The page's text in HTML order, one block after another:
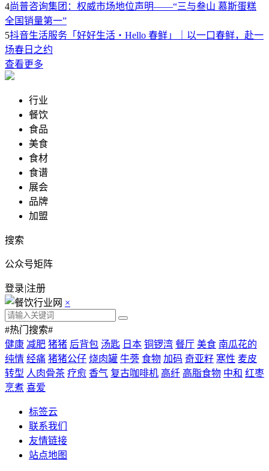
4尚普咨询集团：权威市场地位声明——“三与叁山 慕斯蛋糕
全国销量第一”
5抖音生活服务「好好生活・Hello 春鲜」｜以一口春鲜，赴一
场春日之约
查看更多
行业
餐饮
食品
美食
食材
食谱
展会
品牌
加盟
搜索
公众号矩阵
登录|注册
×
#热门搜索#
健康 减肥 猪猪 后背包 汤匙 日本 铜锣湾 餐厅 美食 南瓜花的
纯情 经痛 猪猪公仔 烧肉罐 牛蒡 食物 加码 奇亚籽 寒性 麦皮
转型 人肉骨茶 疗愈 香气 复古咖啡机 高纤 高脂食物 中和 红枣
烹煮 喜爱
标签云
联系我们
友情链接
站点地图